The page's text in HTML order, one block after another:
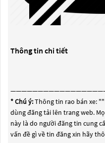
Thông tin chi tiết
* Chú ý:Thông tin rao bán xe: "
dùng đăng tải lên trang web.
này là do người đăng tin cung
vấn đề gì về tin đăng xin hãy